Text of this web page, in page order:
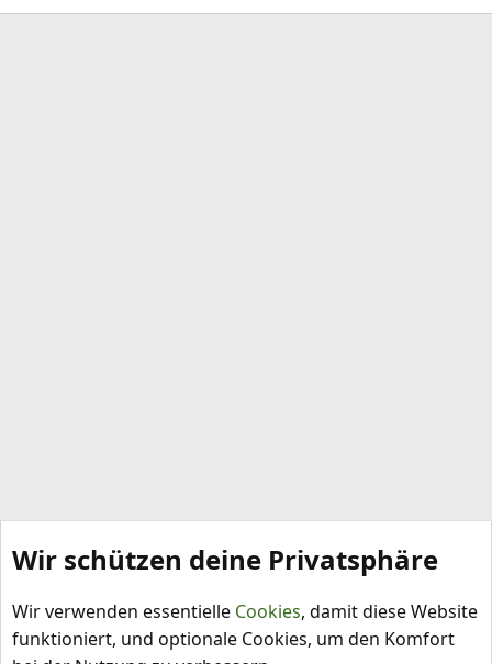
Schlagworte
Wir schützen deine Privatsphäre
Wir verwenden essentielle Cookies, damit diese Website
funktioniert, und optionale Cookies, um den Komfort